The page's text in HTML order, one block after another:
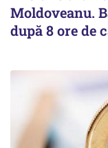
Moldoveanu.
după 8 ore de